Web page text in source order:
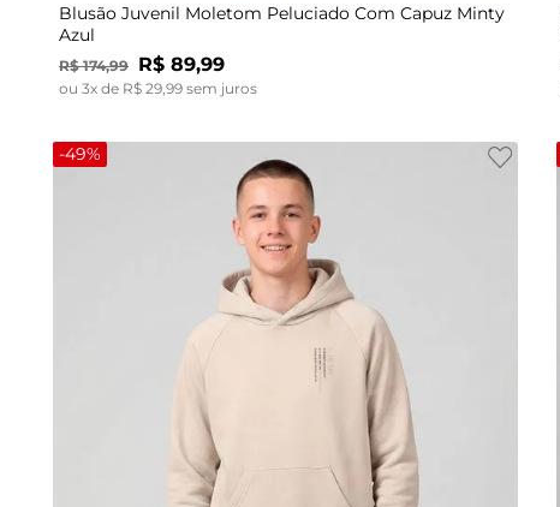
Blusão Juvenil Moletom Peluciado Com Capuz Minty
Azul
R$ 174,99 R$ 89,99
ou 3x de R$ 29 99 sem juros
-49%